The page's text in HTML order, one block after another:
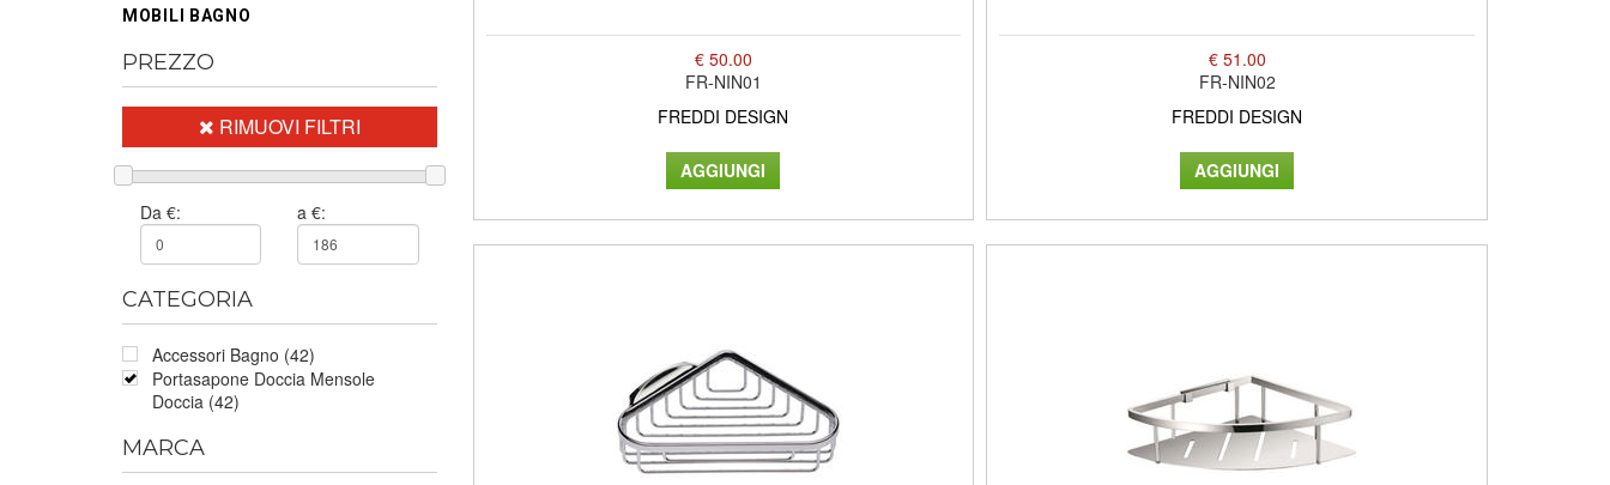
MOBILI BAGNO
PREZZO
RIMUOVI FILTRI
Da €: a €:
CATEGORIA
Accessori Bagno (42)
Portasapone Doccia Mensole
Doccia (42)
MARCA
€ 50.00
FR-NIN01
FREDDI DESIGN
€ 51.00
FR-NIN02
FREDDI DESIGN